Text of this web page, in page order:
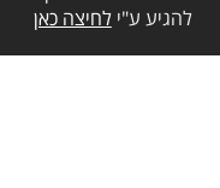
להגיע ע"ילחיצה כאן